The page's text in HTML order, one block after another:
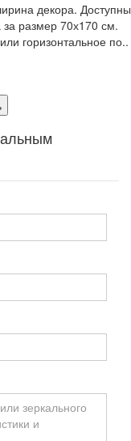
декора. Доступны
за размер 70х170 см.
горизонтальное по..